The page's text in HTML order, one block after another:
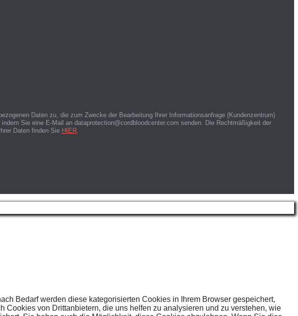
Daten zu, die zum Zwecke der Bearbeitung Ihrer Informationsanfrage (Kundenzentrum)
Sie eine E-Mail an dataprotection@cordbloodcenter.com senden. Die Rechtmäßigkeit der
Daten finden Sie HIER.
Bedarf werden diese kategorisierten Cookies in Ihrem Browser gespeichert,
von Drittanbietern, die uns helfen zu analysieren und zu verstehen, wie